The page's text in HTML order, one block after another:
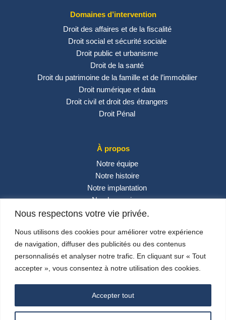
Nous respectons votre vie privée.
Nous utilisons des cookies pour améliorer votre expérience
de navigation, diffuser des publicités ou des contenus
personnalisés et analyser notre trafic. En cliquant sur « Tout
accepter », vous consentez à notre utilisation des cookies.
Accepter tout
Domaines d’intervention
Droit des affaires et de la fiscalité
Droit social et sécurité sociale
Droit public et urbanisme
Droit de la santé
Droit du patrimoine de la famille et de l’immobilier
Droit numérique et data
Droit civil et droit des étrangers
Droit Pénal
À propos
Notre équipe
Notre histoire
Notre implantation
Nos honoraires
Contactez-nous
Réseaux sociaux